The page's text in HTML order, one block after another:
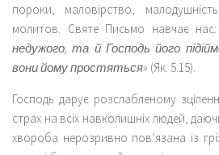
пороки, маловірство,
молитов. Святе Письмо навчає нас
недужого, та й Господь його
вони йому простяться» (Як. 5:15).
Господь дарує розслабленому
страх на всіх навколишніх людей,
хвороба нерозривно пов’язана із